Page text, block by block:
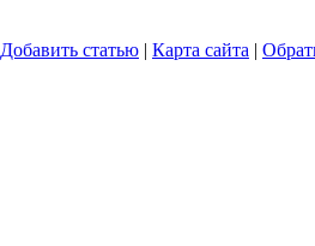
Добавить статью | Карта сайта |